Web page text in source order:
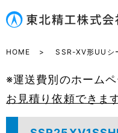
HOME SSR-XV形UUシ
※運送費別のホームペ
お見積り依頼できます